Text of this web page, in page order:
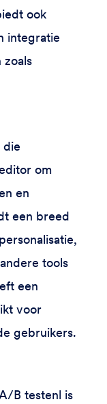
ook
integratie
om
en
een breed
tools
een
voor
gebruikers.
B testenl is